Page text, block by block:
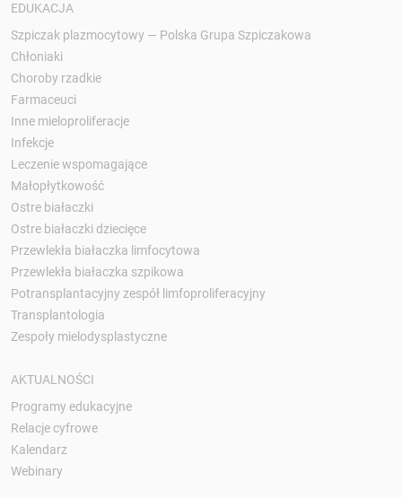
EDUKACJA
Szpiczak plazmocytowy — Polska Grupa Szpiczakowa
Chłoniaki
Choroby rzadkie
Farmaceuci
Inne mieloproliferacje
Infekcje
Leczenie wspomagające
Małopłytkowość
Ostre białaczki
Ostre białaczki dziecięce
Przewlekła białaczka limfocytowa
Przewlekła białaczka szpikowa
Potransplantacyjny zespół limfoproliferacyjny
Transplantologia
Zespoły mielodysplastyczne
AKTUALNOŚCI
Programy edukacyjne
Relacje cyfrowe
Kalendarz
Webinary